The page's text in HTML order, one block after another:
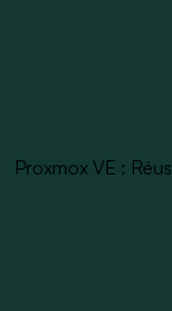
Proxmox VE :